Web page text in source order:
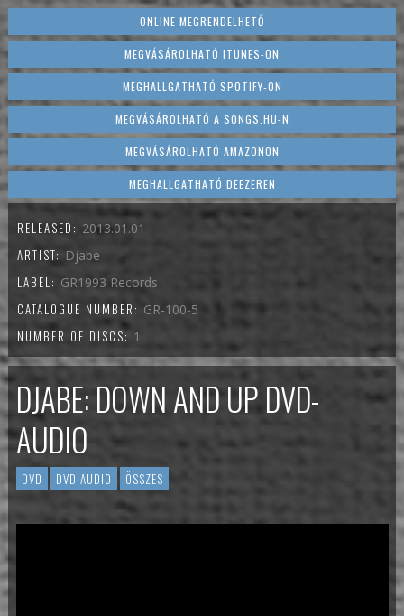
ONLINE MEGRENDELHETŐ
MEGVÁSÁROLHATÓ ITUNES-ON
MEGHALLGATHATÓ SPOTIFY-ON
MEGVÁSÁROLHATÓ A SONGS.HU-N
MEGVÁSÁROLHATÓ AMAZONON
MEGHALLGATHATÓ DEEZEREN
RELEASED: 2013.01.01
ARTIST: Djabe
LABEL: GR1993 Records
CATALOGUE NUMBER: GR-100-5
NUMBER OF DISCS: 1
DJABE: DOWN AND UP DVD-
AUDIO
DVD DVD AUDIO ÖSSZES